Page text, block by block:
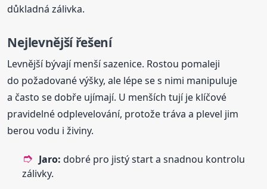
důkladná zálivka.
Nejlevnější řešení
Levnější bývají menší sazenice. Rostou pomaleji
do požadované výšky, ale lépe se s nimi manipuluje
a často se dobře ujímají. U menších tují je klíčové
pravidelné odplevelování, protože tráva a plevel jim
berou vodu i živiny.
Jaro: dobré pro jistý start a snadnou kontrolu
zálivky.